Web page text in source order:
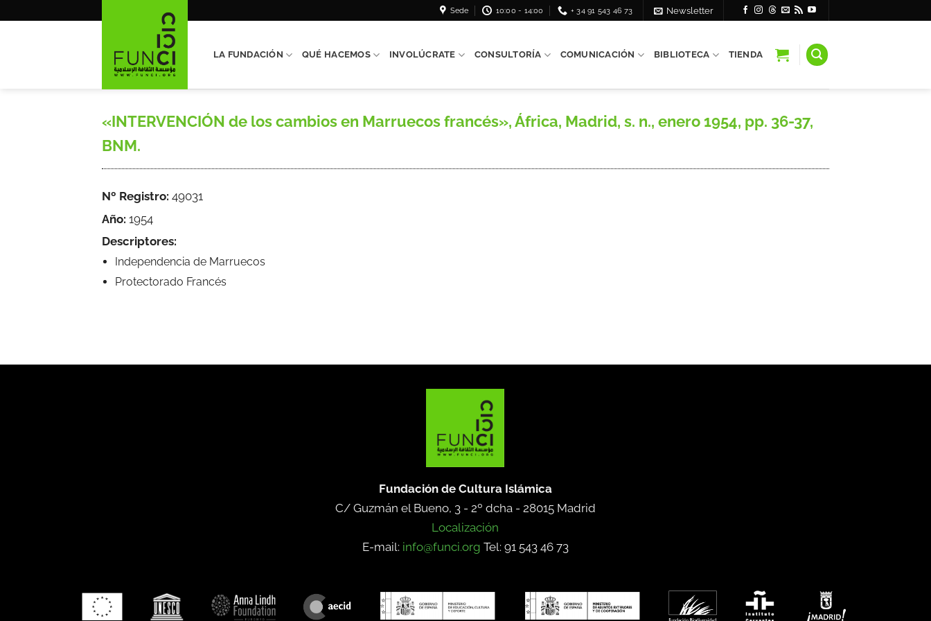
Sede 10:00 - 14:00 + 34 91 543 46 73 Newsletter
LA FUNDACIÓN QUÉ HACEMOS INVOLÚCRATE CONSULTORÍA COMUNICACIÓN BIBLIOTECA TIENDA
«INTERVENCIÓN de los cambios en Marruecos francés», África, Madrid, s. n., enero 1954, pp. 36-37,
BNM.
Nº Registro: 49031
Año: 1954
Descriptores:
Independencia de Marruecos
Protectorado Francés
Fundación de Cultura Islámica
C/ Guzmán el Bueno, 3 - 2º dcha - 28015 Madrid
Localización
E-mail: info@funci.org Tel: 91 543 46 73